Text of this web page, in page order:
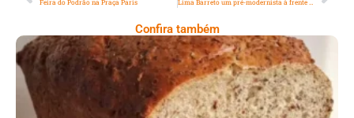
Feira do Podrão na Praça Paris
Confira também
Comer Bem: Pão Low Carb